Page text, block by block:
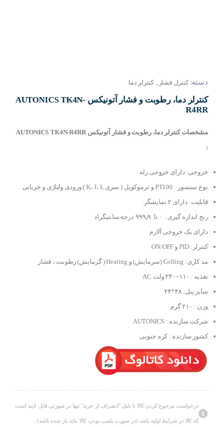
دسته: کنترل فشار , کنترلر دما
کنترلر دما، رطوبت و فشار آتونیکس AUTONICS TK4N-
R4RR
مشخصات کنترلر دما، رطوبت و فشار آتونیکس AUTONICS TK4N-R4RR
:
خروجی: دارای خروجی رله
نوع سنسور : PT100 و ترموکوپل ( سری K، J، L ) ورودی ولتاژی و جریانی
قابلیت: دارای ۲ نمایشگر
رنج اندازه گیری : ۰ تا ۹۹۹٫۹ درجه سانتیگراد
دارای یک خروجی آلارم
کنترلر: PID و ON/OFF
مد کاری: Colling (سرمایش) و Heating ( گرمایش) رطوبت ، فشار
تغذیه : ۱۱۰~۲۴۰ ولت AC
سایز پنل; ۴۸*۲۴
وزن : ۲۱۰ گرم
شرکت سازنده : AUTONICS
کشور سازنده : کره جنوبی
درخواست مرجوع کردن کالا با دلیل "انصراف از خرید" تنها در صورتی قابل تایید است
که کالا در شرایط اولیه باشد (در صورت پلمپ بودن، کالا نباید باز شده باشد).